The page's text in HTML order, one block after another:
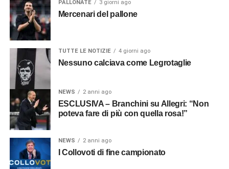
PALLONATE 3 giorni ago
Mercenari del pallone
TUTTE LE NOTIZIE 4 giorni ago
Nessuno calciava come Legrotaglie
NEWS 2 anni ago
ESCLUSIVA – Branchini su Allegri: “Non
poteva fare di più con quella rosa!”
NEWS 2 anni ago
I Collovoti di fine campionato